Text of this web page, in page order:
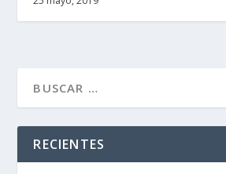
RECIENTES